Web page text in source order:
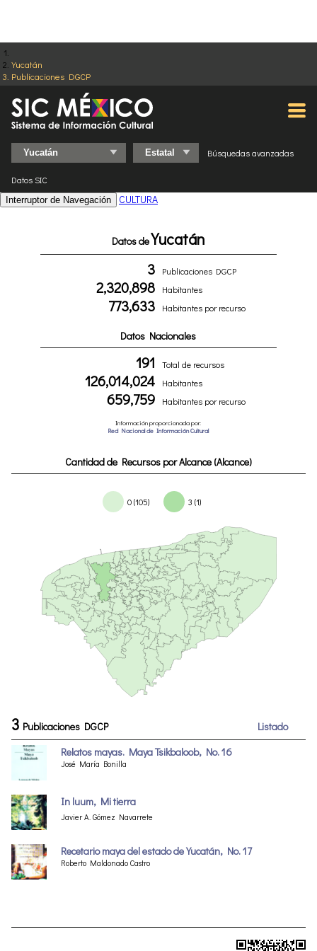
Yucatán
Publicaciones DGCP
Búsquedas avanzadas
Datos SIC
Interruptor de Navegación CULTURA
Datos deYucatán
3 Publicaciones DGCP
2,320,898 Habitantes
773,633 Habitantes por recurso
Datos Nacionales
191 Total de recursos
126,014,024 Habitantes
659,759 Habitantes por recurso
Información proporcionada por:
Red Nacional de Información Cultural
3 Publicaciones DGCP
Listado
Relatos mayas. Maya Tsikbaloob, No. 16
José María Bonilla
In luum, Mi tierra
Javier A. Gómez Navarrete
Recetario maya del estado de Yucatán, No. 17
Roberto Maldonado Castro
Cantidad de Recursos por Alcance (Alcance)
0 (105) 3 (1)